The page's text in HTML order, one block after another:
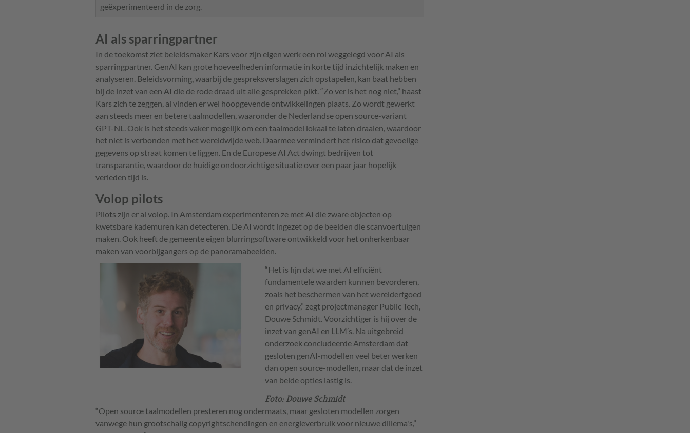
geëxperimenteerd in de zorg.
AI als sparringpartner
In de toekomst ziet beleidsmaker Kars voor zijn eigen werk een rol weggelegd voor AI als
sparringpartner. GenAI kan grote hoeveelheden informatie in korte tijd inzichtelijk maken en
analyseren. Beleidsvorming, waarbij de gespreksverslagen zich opstapelen, kan baat hebben
bij de inzet van een AI die de rode draad uit alle gesprekken pikt. “Zo ver is het nog niet,” haast
Kars zich te zeggen, al vinden er wel hoopgevende ontwikkelingen plaats. Zo wordt gewerkt
aan steeds meer en betere taalmodellen, waaronder de Nederlandse open source-variant
GPT-NL. Ook is het steeds vaker mogelijk om een taalmodel lokaal te laten draaien, waardoor
het niet is verbonden met het wereldwijde web. Daarmee vermindert het risico dat gevoelige
gegevens op straat komen te liggen. En de Europese AI Act dwingt bedrijven tot
transparantie, waardoor de huidige ondoorzichtige situatie over een paar jaar hopelijk
verleden tijd is.
Volop pilots
Pilots zijn er al volop. In Amsterdam experimenteren ze met AI die zware objecten op
kwetsbare kademuren kan detecteren. De AI wordt ingezet op de beelden die scanvoertuigen
maken. Ook heeft de gemeente eigen blurringsoftware ontwikkeld voor het onherkenbaar
maken van voorbijgangers op de panoramabeelden.
“Het is fijn dat we met AI efficiënt
fundamentele waarden kunnen bevorderen,
zoals het beschermen van het werelderfgoed
en privacy,” zegt projectmanager Public Tech,
Douwe Schmidt. Voorzichtiger is hij over de
inzet van genAI en LLM’s. Na uitgebreid
onderzoek concludeerde Amsterdam dat
gesloten genAI-modellen veel beter werken
dan open source-modellen, maar dat de inzet
van beide opties lastig is.
Foto: Douwe Schmidt
“Open source taalmodellen presteren nog ondermaats, maar gesloten modellen zorgen
vanwege hun grootschalig copyrightschendingen en energieverbruik voor nieuwe dillema's,”